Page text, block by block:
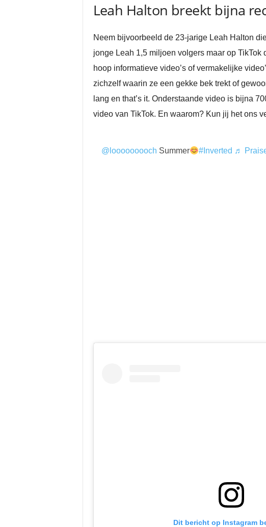
Leah Halton breekt bijna
Neem bijvoorbeeld de 23-jarige Leah Halton
jonge Leah 1,5 miljoen volgers maar op
hoop informatieve video’s of vermakelijke
zichzelf waarin ze een gekke bek trekt of
lang en that’s it. Onderstaande video is bijna
video van TikTok. En waarom? Kun jij het ons
@looooooooch Summer #Inverted ♬
Dit bericht op Instagram